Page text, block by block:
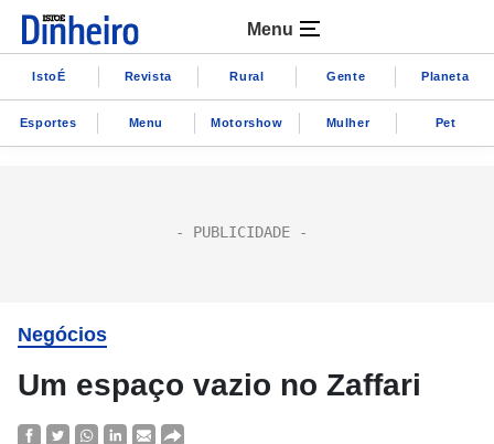
Menu
IstoÉ Revista Rural Gente Planeta
Esportes Menu Motorshow Mulher Pet
Negócios
Um espaço vazio no Zaffari